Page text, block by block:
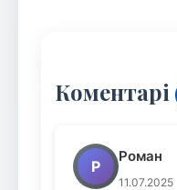
Коментарі
Р
Роман
11.07.2025